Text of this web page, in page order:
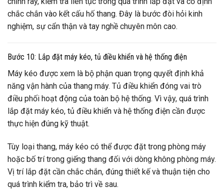
chắc chắn vào kết cấu hố thang. Đây là bước đòi hỏi kinh
nghiệm, sự cẩn thận và tay nghề chuyên môn cao.
Bước 10: Lắp đặt máy kéo, tủ điều khiển và hệ thống điện
Máy kéo được xem là bộ phận quan trọng quyết định khả
năng vận hành của thang máy. Tủ điều khiển đóng vai trò
điều phối hoạt động của toàn bộ hệ thống. Vì vậy, quá trình
lắp đặt máy kéo, tủ điều khiển và hệ thống điện cần được
thực hiện đúng kỹ thuật.
Tùy loại thang, máy kéo có thể được đặt trong phòng máy
hoặc bố trí trong giếng thang đối với dòng không phòng máy.
Vị trí lắp đặt cần chắc chắn, đúng thiết kế và thuận tiện cho
quá trình kiểm tra, bảo trì về sau.